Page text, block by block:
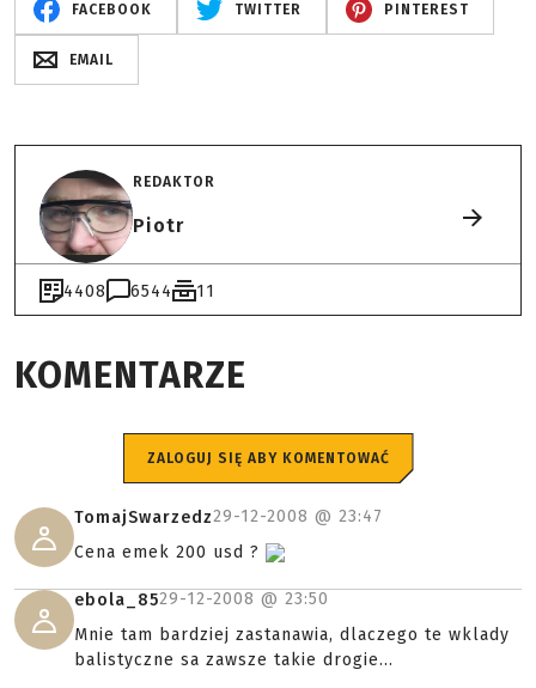
FACEBOOK TWITTER PINTEREST
EMAIL
REDAKTOR
Piotr
4408 6544 11
KOMENTARZE
ZALOGUJ SIĘ ABY KOMENTOWAĆ
TomajSwarzedz29-12-2008 @ 23:47
Cena emek 200 usd ?
ebola_8529-12-2008 @ 23:50
Mnie tam bardziej zastanawia, dlaczego te wklady
balistyczne sa zawsze takie drogie...